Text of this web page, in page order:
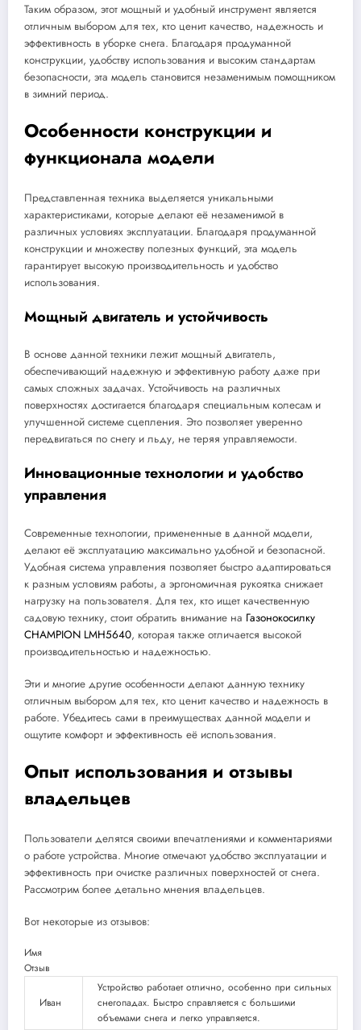
Таким образом, этот мощный и удобный инструмент является
отличным выбором для тех, кто ценит качество, надежность и
эффективность в уборке снега. Благодаря продуманной
конструкции, удобству использования и высоким стандартам
безопасности, эта модель становится незаменимым помощником
в зимний период.
Особенности конструкции и
функционала модели
Представленная техника выделяется уникальными
характеристиками, которые делают её незаменимой в
различных условиях эксплуатации. Благодаря продуманной
конструкции и множеству полезных функций, эта модель
гарантирует высокую производительность и удобство
использования.
Мощный двигатель и устойчивость
В основе данной техники лежит мощный двигатель,
обеспечивающий надежную и эффективную работу даже при
самых сложных задачах. Устойчивость на различных
поверхностях достигается благодаря специальным колесам и
улучшенной системе сцепления. Это позволяет уверенно
передвигаться по снегу и льду, не теряя управляемости.
Инновационные технологии и удобство
управления
Современные технологии, примененные в данной модели,
делают её эксплуатацию максимально удобной и безопасной.
Удобная система управления позволяет быстро адаптироваться
к разным условиям работы, а эргономичная рукоятка снижает
нагрузку на пользователя. Для тех, кто ищет качественную
садовую технику, стоит обратить внимание на Газонокосилку
CHAMPION LMH5640, которая также отличается высокой
производительностью и надежностью.
Эти и многие другие особенности делают данную технику
отличным выбором для тех, кто ценит качество и надежность в
работе. Убедитесь сами в преимуществах данной модели и
ощутите комфорт и эффективность её использования.
Опыт использования и отзывы
владельцев
Пользователи делятся своими впечатлениями и комментариями
о работе устройства. Многие отмечают удобство эксплуатации и
эффективность при очистке различных поверхностей от снега.
Рассмотрим более детально мнения владельцев.
Вот некоторые из отзывов:
Имя
Отзыв
Иван
Устройство работает отлично, особенно при сильных
снегопадах. Быстро справляется с большими
объемами снега и легко управляется.